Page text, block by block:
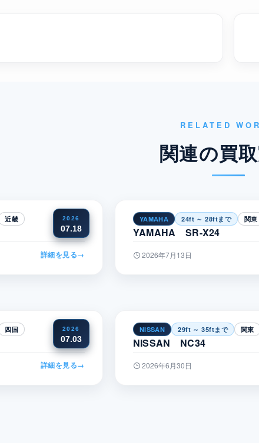
RELATED
関連の買
2026
07.18
近畿
詳細を見る→
YAMAHA 24ft ～ 28ftまで 関東
YAMAHA SR-X24
2026年7月13日
2026
07.03
四国
詳細を見る→
NISSAN 29ft ～ 35ftまで 関東
NISSAN NC34
2026年6月30日